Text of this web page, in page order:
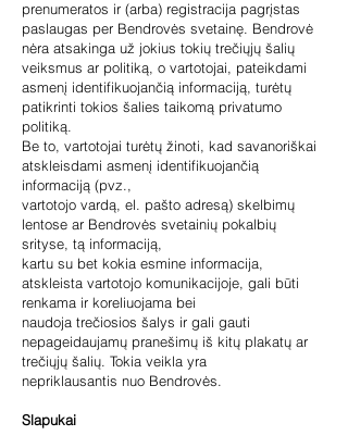
prenumeratos ir (arba) registracija pagrįstas
paslaugas per Bendrovės svetainę. Bendrovė
nėra atsakinga už jokius tokių trečiųjų šalių
veiksmus ar politiką, o vartotojai, pateikdami
asmenį identifikuojančią informaciją, turėtų
patikrinti tokios šalies taikomą privatumo
politiką.
Be to, vartotojai turėtų žinoti, kad savanoriškai
atskleisdami asmenį identifikuojančią
informaciją (pvz.,
vartotojo vardą, el. pašto adresą) skelbimų
lentose ar Bendrovės svetainių pokalbių
srityse, tą informaciją,
kartu su bet kokia esmine informacija,
atskleista vartotojo komunikacijoje, gali būti
renkama ir koreliuojama bei
naudoja trečiosios šalys ir gali gauti
nepageidaujamų pranešimų iš kitų plakatų ar
trečiųjų šalių. Tokia veikla yra
nepriklausantis nuo Bendrovės.
Slapukai